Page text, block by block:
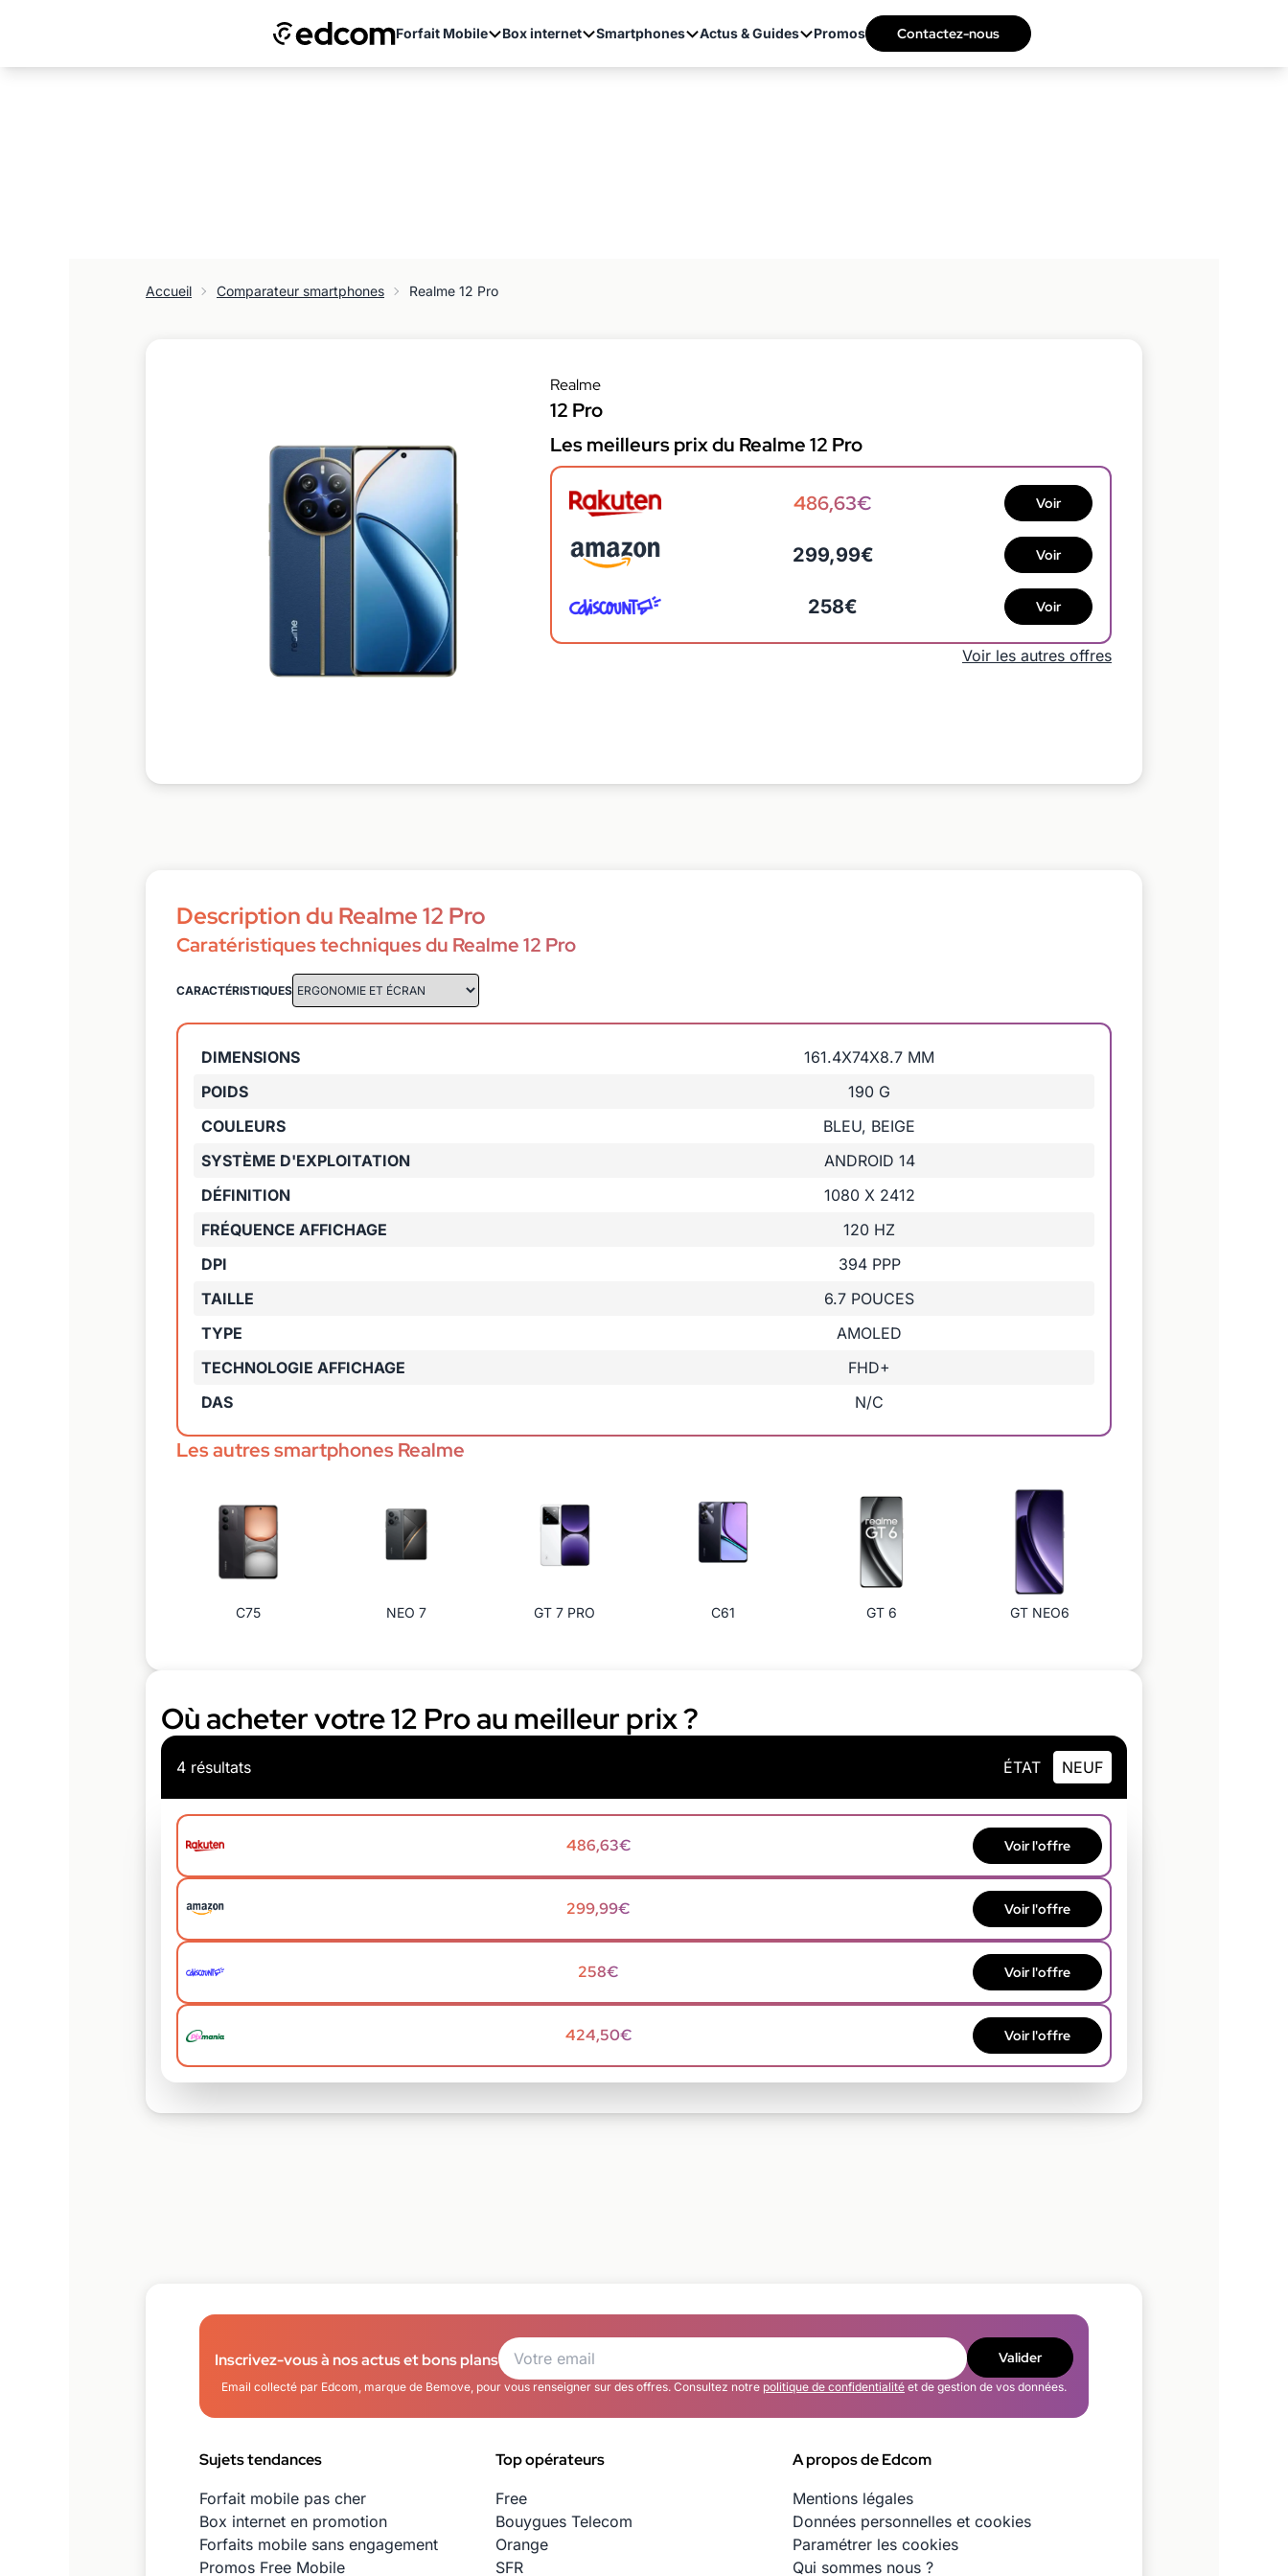
Forfait Mobile Box internet Smartphones Actus & Guides Promos Contactez-nous
Accueil Comparateur smartphones Realme 12 Pro
Realme
12 Pro
Les meilleurs prix du Realme 12 Pro
486,63€ Voir
299,99€ Voir
258€ Voir
Voir les autres offres
Description du Realme 12 Pro
Caratéristiques techniques du Realme 12 Pro
CARACTÉRISTIQUES
DIMENSIONS
161.4X74X8.7 MM
POIDS
190 G
COULEURS
BLEU, BEIGE
SYSTÈME D'EXPLOITATION
ANDROID 14
DÉFINITION
1080 X 2412
FRÉQUENCE AFFICHAGE
120 HZ
DPI
394 PPP
TAILLE
6.7 POUCES
TYPE
AMOLED
TECHNOLOGIE AFFICHAGE
FHD+
DAS
N/C
Les autres smartphones Realme
C75 NEO 7 GT 7 PRO C61 GT 6 GT NEO6
Où acheter votre 12 Pro au meilleur prix ?
4 résultats ÉTAT NEUF
486,63€ Voirl'offre
299,99€ Voirl'offre
258€ Voirl'offre
424,50€ Voirl'offre
Inscrivez-vous à nos actus et bons plans Valider
Email collecté par Edcom, marque de Bemove, pour vous renseigner sur des offres. Consultez notre politique de confidentialité et de gestion de vos données.
Sujets tendances
Forfait mobile pas cher
Box internet en promotion
Forfaits mobile sans engagement
Promos Free Mobile
Top opérateurs
Free
Bouygues Telecom
Orange
SFR
A propos de Edcom
Mentions légales
Données personnelles et cookies
Paramétrer les cookies
Qui sommes nous ?